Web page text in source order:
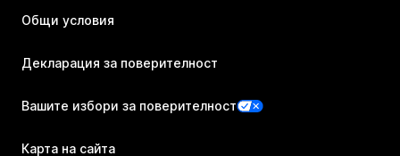
Общи условия
Декларация за поверителност
Вашите избори за поверителност
Карта на сайта